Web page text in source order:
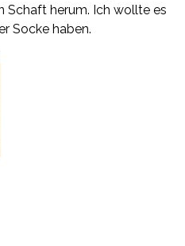
Schaft herum. Ich wollte es
Socke haben.